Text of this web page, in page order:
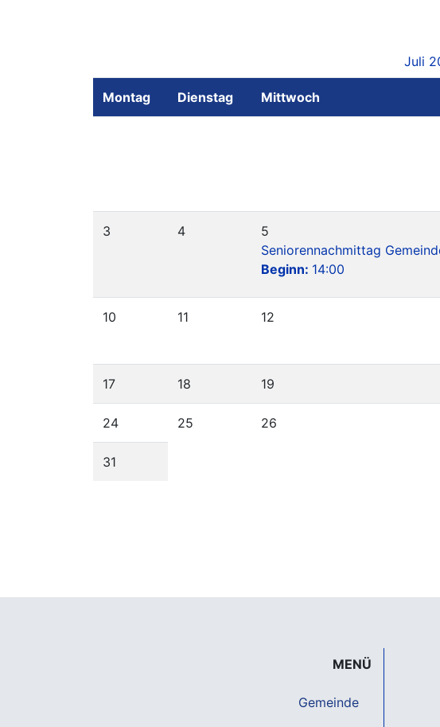
Juli
Montag Dienstag Mittwoch
3 4
5
Seniorennachmittag
Beginn: 14:00
10 11 12
17 18 19
24 25 26
31
MENÜ
Gemeinde